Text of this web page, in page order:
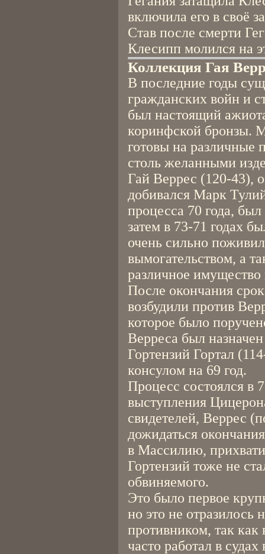
включила его в своё
Став после смерти
Клесипп молился на
Коллекция Гая
В последние годы
гражданских войн и
был настоящий
коринфской бронзы.
готовы на различные
столь желанными
Гай Веррес (120-43),
добивался Марк
процесса 70 года,
затем в 73-71 годах
очень сильно
вымогательством, а
различное имущество
После окончания
возбудили против
которое было
Верреса был
Гортензий Гортал
консулом на 69 год.
Процесс состоялся в
выступления
свидетелей, Веррес
дожидаться
в Массилию,
Гортензий тоже не
обвиняемого.
Это было первое
но это не отразилось
противником, так
часто работал в